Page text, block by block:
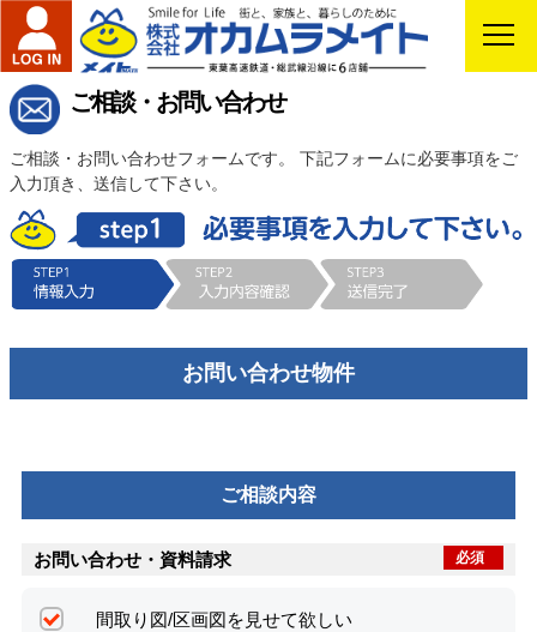
ご相談・お問い合わせ
ご相談・お問い合わせフォームです。 下記フォームに必要事項をご
入力頂き、送信して下さい。
お問い合わせ物件
ご相談内容
お問い合わせ・資料請求 必須
間取り図/区画図を見せて欲しい